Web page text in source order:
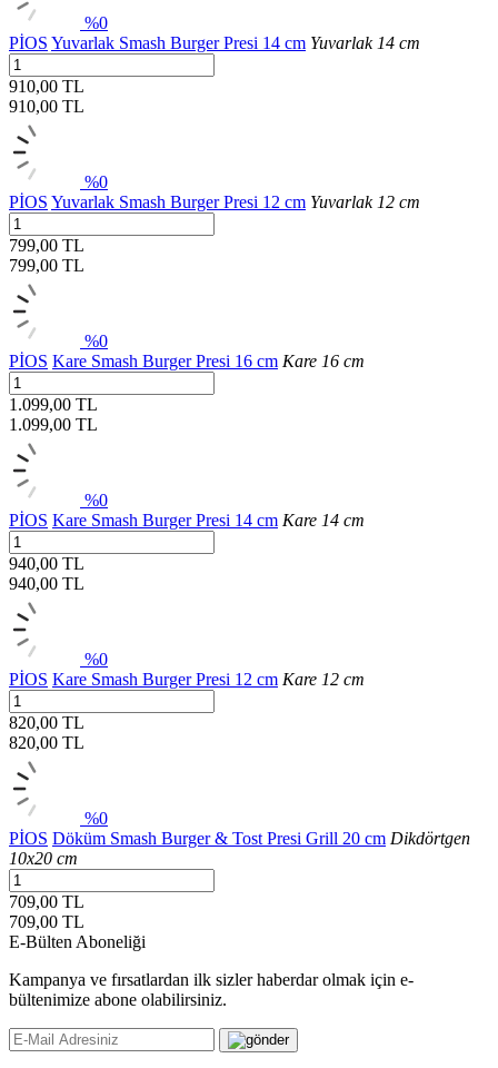
%0
PİOS Yuvarlak Smash Burger Presi 14 cm Yuvarlak 14 cm
910,00 TL
910,00 TL
%0
PİOS Yuvarlak Smash Burger Presi 12 cm Yuvarlak 12 cm
799,00 TL
799,00 TL
%0
PİOS Kare Smash Burger Presi 16 cm Kare 16 cm
1.099,00 TL
1.099,00 TL
%0
PİOS Kare Smash Burger Presi 14 cm Kare 14 cm
940,00 TL
940,00 TL
%0
PİOS Kare Smash Burger Presi 12 cm Kare 12 cm
820,00 TL
820,00 TL
%0
PİOS Döküm Smash Burger & Tost Presi Grill 20 cm Dikdörtgen
10x20 cm
709,00 TL
709,00 TL
E-Bülten Aboneliği
Kampanya ve fırsatlardan ilk sizler haberdar olmak için e-
bültenimize abone olabilirsiniz.